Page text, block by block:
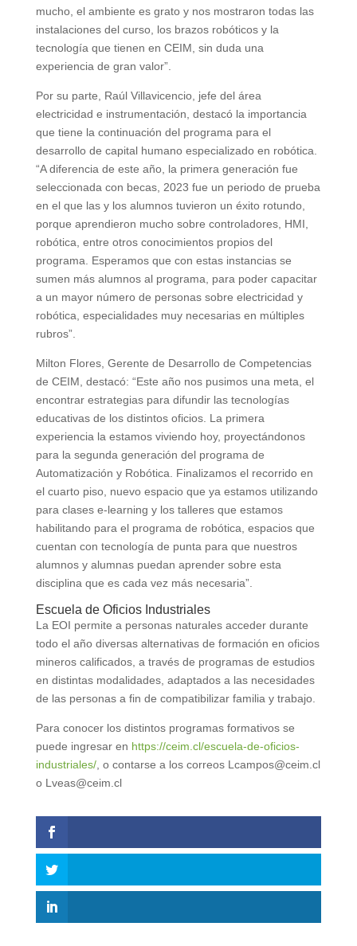
mucho, el ambiente es grato y nos mostraron todas las
instalaciones del curso, los brazos robóticos y la
tecnología que tienen en CEIM, sin duda una
experiencia de gran valor”.
Por su parte, Raúl Villavicencio, jefe del área
electricidad e instrumentación, destacó la importancia
que tiene la continuación del programa para el
desarrollo de capital humano especializado en robótica.
“A diferencia de este año, la primera generación fue
seleccionada con becas, 2023 fue un periodo de prueba
en el que las y los alumnos tuvieron un éxito rotundo,
porque aprendieron mucho sobre controladores, HMI,
robótica, entre otros conocimientos propios del
programa. Esperamos que con estas instancias se
sumen más alumnos al programa, para poder capacitar
a un mayor número de personas sobre electricidad y
robótica, especialidades muy necesarias en múltiples
rubros”.
Milton Flores, Gerente de Desarrollo de Competencias
de CEIM, destacó: “Este año nos pusimos una meta, el
encontrar estrategias para difundir las tecnologías
educativas de los distintos oficios. La primera
experiencia la estamos viviendo hoy, proyectándonos
para la segunda generación del programa de
Automatización y Robótica. Finalizamos el recorrido en
el cuarto piso, nuevo espacio que ya estamos utilizando
para clases e-learning y los talleres que estamos
habilitando para el programa de robótica, espacios que
cuentan con tecnología de punta para que nuestros
alumnos y alumnas puedan aprender sobre esta
disciplina que es cada vez más necesaria”.
Escuela de Oficios Industriales
La EOI permite a personas naturales acceder durante
todo el año diversas alternativas de formación en oficios
mineros calificados, a través de programas de estudios
en distintas modalidades, adaptados a las necesidades
de las personas a fin de compatibilizar familia y trabajo.
Para conocer los distintos programas formativos se
puede ingresar en https://ceim.cl/escuela-de-oficios-
industriales/, o contarse a los correos Lcampos@ceim.cl
o Lveas@ceim.cl